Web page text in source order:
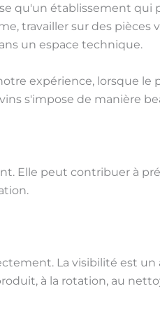
qu'un établissement qui
travailler sur des pièces
un espace technique.
expérience, lorsque le
s'impose de manière
Elle peut contribuer à
La visibilité est un
à la rotation, au